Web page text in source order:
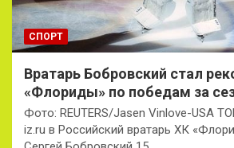
СПОРТ
Вратарь Бобровский стал
«Флориды» по победам за
Фото: REUTERS/Jasen Vinlove-USA
iz.ru в Российский вратарь ХК